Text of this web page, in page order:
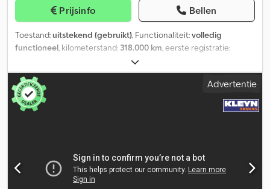
Prijsinfo Bellen
Toestand:uitstekend (gebruikt), Functionaliteit:volledig
functioneel, kilometerstand: 318.000 km, eerste registratie:
, bandenmaten:
asconfiguratie:2 assen, wielbasis:3.790 mm, asafstand:3.790 mm,
kleur:rood
, soort overbrenging:
automatisch
staal-lucht,
Bouwjaar:
elektrische raamverstelling, elektronisch stabiliteitsprogramma
(ESP), extra koplampen, koelkast, navigatiesysteem, retarder,
Advertentie